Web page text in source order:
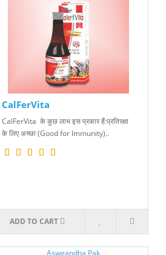
CalFerVita
CalFerVita के कुछ लाभ इस प्रकार हैं:प्रतिरक्षा
के लिए अच्छा (Good for Immunity)..
ADD TO CART